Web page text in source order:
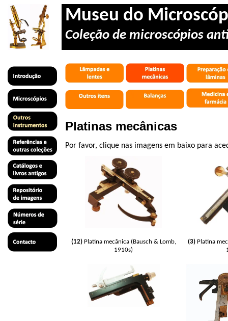
Museu do
Coleção de microscópios
Platinas mecânicas
Por favor, clique nas imagens em baixo para
(12) Platina mecânica (Bausch & Lomb,
1910s)
(3) Platina